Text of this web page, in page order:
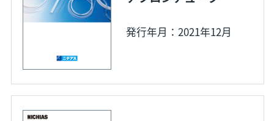
発行年月：2021年12月